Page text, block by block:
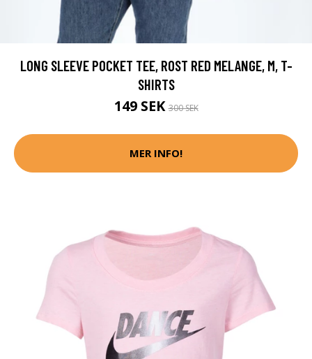
LONG SLEEVE POCKET TEE, ROST RED MELANGE, M, T-
SHIRTS
149 SEK300 SEK
MER INFO!